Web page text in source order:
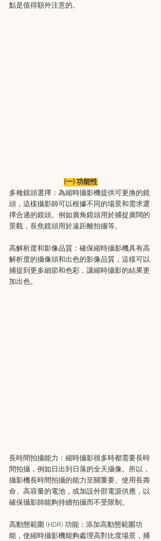
點是值得額外注意的。
(一) 功能性
多種鏡頭選擇：為縮時攝影機提供可更換的鏡
頭，這樣攝影師可以根據不同的場景和需求選
擇合適的鏡頭。例如廣角鏡頭用於捕捉廣闊的
景觀，長焦鏡頭用於遠距離拍攝等。
高解析度和影像品質：確保縮時攝影機具有高
解析度的攝像頭和出色的影像品質，這樣可以
捕捉到更多細節和色彩，讓縮時攝影的結果更
加出色。
長時間拍攝能力：縮時攝影很多時都需要長時
間拍攝，例如日出到日落的全天攝像。所以，
攝影機長時間拍攝的能力至關重要。使用長壽
命、高容量的電池，或加設外部電源供應，以
確保攝影師能夠持續拍攝而不受限制。
高動態範圍 (HDR) 功能：添加高動態範圍功
能，使縮時攝影機能夠處理高對比度場景，捕